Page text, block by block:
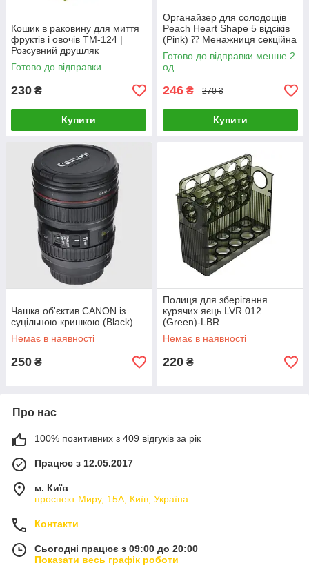
Кошик в раковину для миття
фруктів і овочів TM-124 |
Розсувний друшляк
Готово до відправки
230 ₴
Купити
Органайзер для солодощів
Peach Heart Shape 5 відсіків
(Pink) ⁇ Менажниця секційна
з підставкою для телефона
Готово до відправки менше 2
од.
246 ₴ 270 ₴
Купити
Чашка об'єктив CANON із
суцільною кришкою (Black)
Немає в наявності
250 ₴
Полиця для зберігання
курячих яєць LVR 012
(Green)-LВR
Немає в наявності
220 ₴
Про нас
100% позитивних з 409 відгуків за рік
Працює з 12.05.2017
м. Київ
проспект Миру, 15А, Київ, Україна
Контакти
Сьогодні працює з 09:00 до 20:00
Показати весь графік роботи